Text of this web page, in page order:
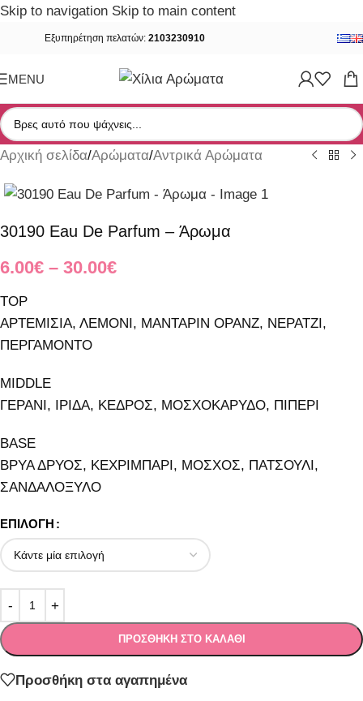
Skip to navigation Skip to main content
Εξυπηρέτηση πελατών: 2103230910
MENU
Αρχική σελίδα/Αρώματα/Αντρικά Αρώματα
30190 Eau De Parfum – Άρωμα
6.00€ – 30.00€
TOP
ΑΡΤΕΜΙΣΙΑ, ΛΕΜΟΝΙ, ΜΑΝΤΑΡΙΝ ΟΡΑΝΖ, ΝΕΡΑΤΖΙ,
ΠΕΡΓΑΜΟΝΤΟ
MIDDLE
ΓΕΡΑΝΙ, ΙΡΙΔΑ, ΚΕΔΡΟΣ, ΜΟΣΧΟΚΑΡΥΔΟ, ΠΙΠΕΡΙ
BASE
ΒΡΥΑ ΔΡΥΟΣ, ΚΕΧΡΙΜΠΑΡΙ, ΜΟΣΧΟΣ, ΠΑΤΣΟΥΛΙ,
ΣΑΝΔΑΛΟΞΥΛΟ
ΕΠΙΛΟΓΉ
ΠΡΟΣΘΉΚΗ ΣΤΟ ΚΑΛΆΘΙ
Προσθήκη στα αγαπημένα